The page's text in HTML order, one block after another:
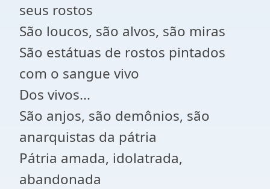
seus rostos
São loucos, são alvos, são miras
São estátuas de rostos pintados
com o sangue vivo
Dos vivos...
São anjos, são demônios, são
anarquistas da pátria
Pátria amada, idolatrada,
abandonada